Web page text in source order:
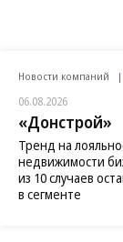
Новости компаний
06.08.2026
«Донстрой»
Тренд на
недвижимости
из 10 случаев
в сегменте